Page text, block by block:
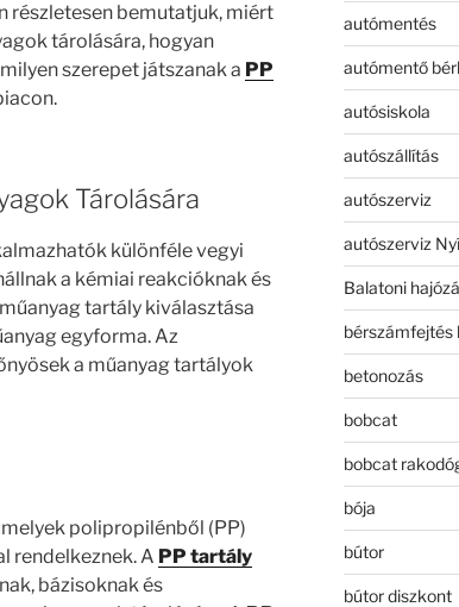
részletesen bemutatjuk, miért
tárolására, hogyan
milyen szerepet játszanak a PP
Tárolására
különféle vegyi
a kémiai reakcióknak és
tartály kiválasztása
egyforma. Az
a műanyag tartályok
polipropilénből (PP)
rendelkeznek. A PP tartály
bázisoknak és
autómentés
autómentő
autósiskola
autószállítás
autószerviz
autószerviz
Balatoni
bérszámfejtés
betonozás
bobcat
bobcat
bója
bútor
bútor diszkont